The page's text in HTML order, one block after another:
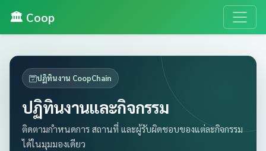
🏛️ Coop
ปฏิทินงาน CoopChain
ปฏิทินงานและกิจกรรม
ติดตามกำหนดการ สถานที่ และผู้รับผิดชอบของแต่ละกิจกรรม
ได้ในมุมมองเดียว